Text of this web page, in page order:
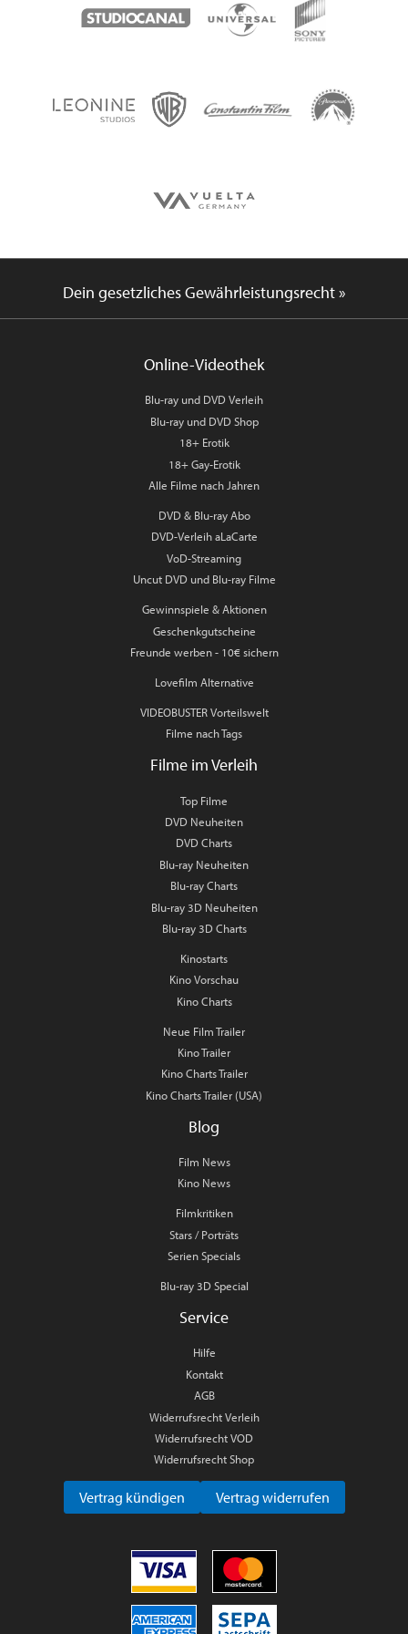
Dein gesetzliches Gewährleistungsrecht »
Online-Videothek
Blu-ray und DVD Verleih
Blu-ray und DVD Shop
18+ Erotik
18+ Gay-Erotik
Alle Filme nach Jahren
DVD & Blu-ray Abo
DVD-Verleih aLaCarte
VoD-Streaming
Uncut DVD und Blu-ray Filme
Gewinnspiele & Aktionen
Geschenkgutscheine
Freunde werben - 10€ sichern
Lovefilm Alternative
VIDEOBUSTER Vorteilswelt
Filme nach Tags
Filme im Verleih
Top Filme
DVD Neuheiten
DVD Charts
Blu-ray Neuheiten
Blu-ray Charts
Blu-ray 3D Neuheiten
Blu-ray 3D Charts
Kinostarts
Kino Vorschau
Kino Charts
Neue Film Trailer
Kino Trailer
Kino Charts Trailer
Kino Charts Trailer (USA)
Blog
Film News
Kino News
Filmkritiken
Stars / Porträts
Serien Specials
Blu-ray 3D Special
Service
Hilfe
Kontakt
AGB
Widerrufsrecht Verleih
Widerrufsrecht VOD
Widerrufsrecht Shop
Vertrag kündigen Vertrag widerrufen